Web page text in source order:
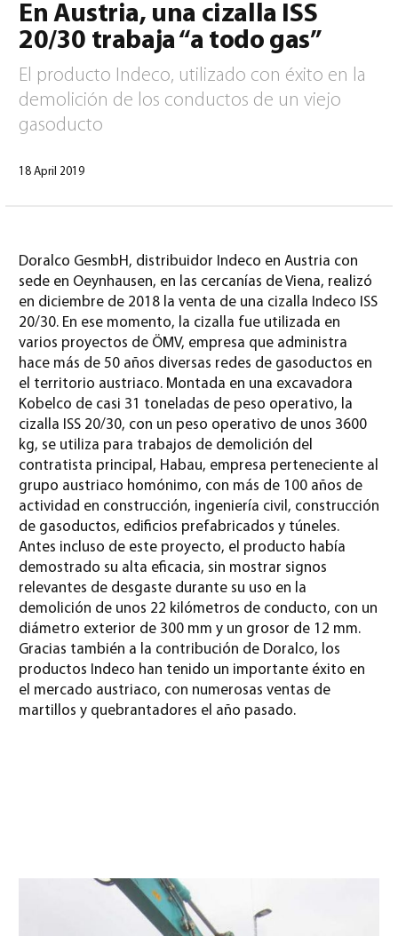
North America – Spanish(North America – Spanish)
En Austria, una cizalla ISS
20/30 trabaja “a todo gas”
El producto Indeco, utilizado con éxito en la
demolición de los conductos de un viejo
gasoducto
18 April 2019
Doralco GesmbH, distribuidor Indeco en Austria con
sede en Oeynhausen, en las cercanías de Viena, realizó
en diciembre de 2018 la venta de una cizalla Indeco ISS
20/30. En ese momento, la cizalla fue utilizada en
varios proyectos de ÖMV, empresa que administra
hace más de 50 años diversas redes de gasoductos en
el territorio austriaco. Montada en una excavadora
Kobelco de casi 31 toneladas de peso operativo, la
cizalla ISS 20/30, con un peso operativo de unos 3600
kg, se utiliza para trabajos de demolición del
contratista principal, Habau, empresa perteneciente al
grupo austriaco homónimo, con más de 100 años de
actividad en construcción, ingeniería civil, construcción
de gasoductos, edificios prefabricados y túneles.
Antes incluso de este proyecto, el producto había
demostrado su alta eficacia, sin mostrar signos
relevantes de desgaste durante su uso en la
demolición de unos 22 kilómetros de conducto, con un
diámetro exterior de 300 mm y un grosor de 12 mm.
Gracias también a la contribución de Doralco, los
productos Indeco han tenido un importante éxito en
el mercado austriaco, con numerosas ventas de
martillos y quebrantadores el año pasado.